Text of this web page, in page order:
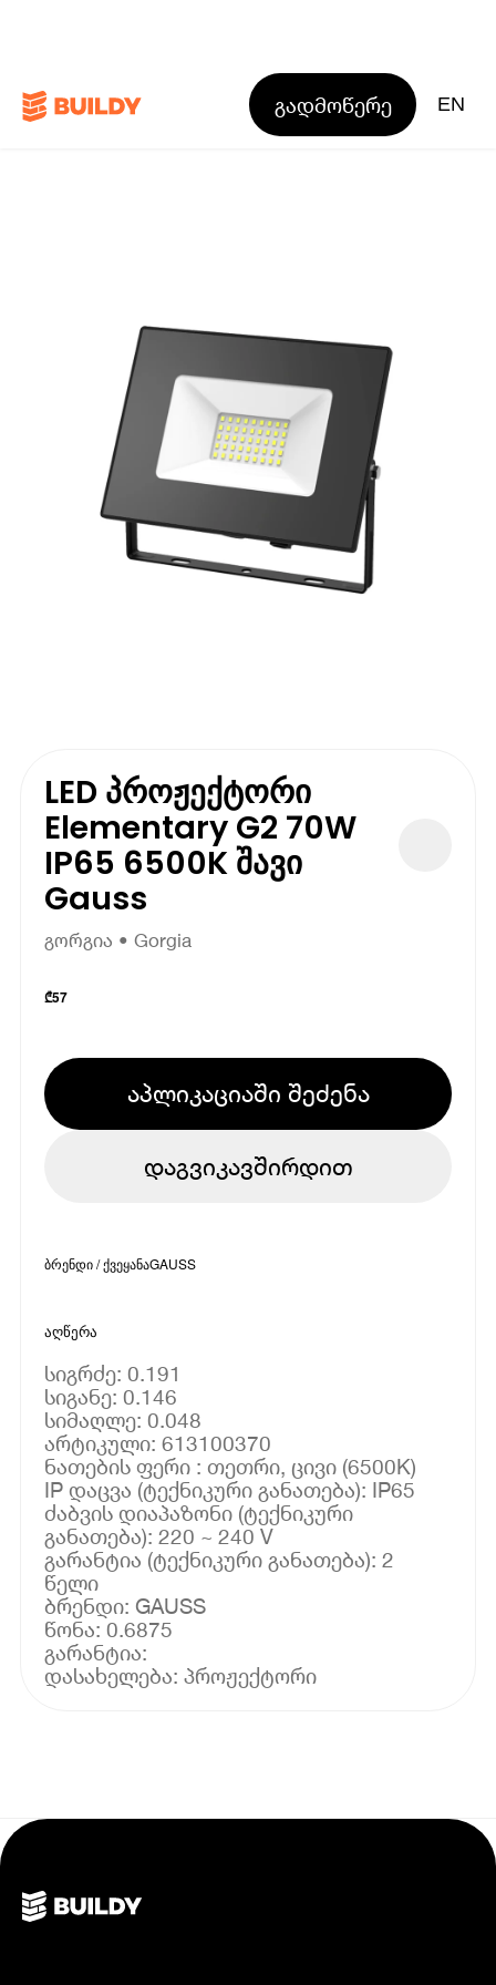
გადმოწერე EN
LED პროჟექტორი
Elementary G2 70W
IP65 6500K შავი
Gauss
გორგია • Gorgia
₾57
აპლიკაციაში შეძენა
დაგვიკავშირდით
ბრენდი / ქვეყანაGAUSS
აღწერა
სიგრძე: 0.191
სიგანე: 0.146
სიმაღლე: 0.048
არტიკული: 613100370
ნათების ფერი : თეთრი, ცივი (6500K)
IP დაცვა (ტექნიკური განათება): IP65
ძაბვის დიაპაზონი (ტექნიკური
განათება): 220 ~ 240 V
გარანტია (ტექნიკური განათება): 2
წელი
ბრენდი: GAUSS
წონა: 0.6875
გარანტია: